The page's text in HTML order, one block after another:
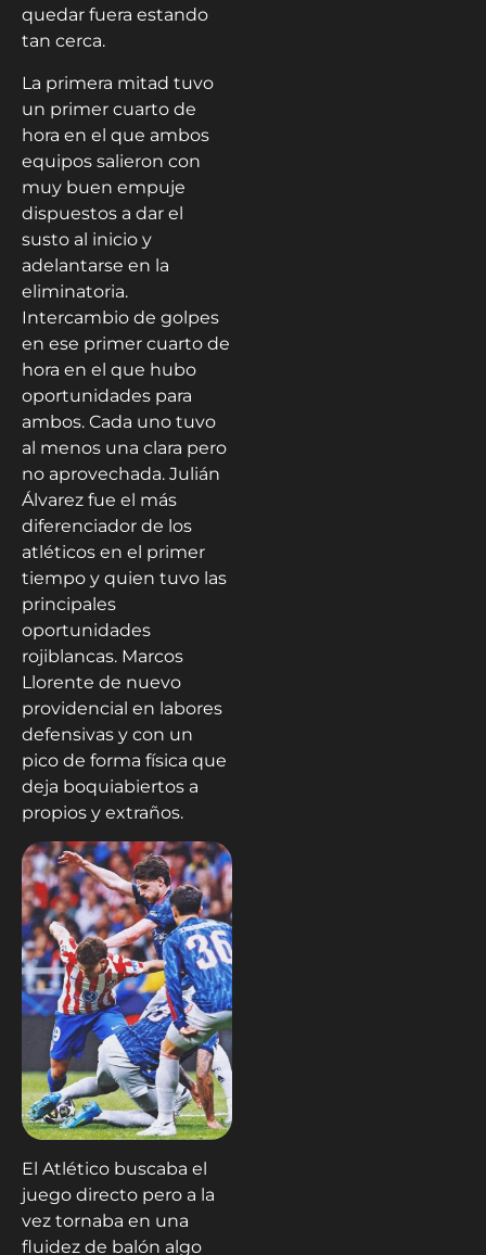
quedar fuera estando
tan cerca.
La primera mitad tuvo
un primer cuarto de
hora en el que ambos
equipos salieron con
muy buen empuje
dispuestos a dar el
susto al inicio y
adelantarse en la
eliminatoria.
Intercambio de golpes
en ese primer cuarto de
hora en el que hubo
oportunidades para
ambos. Cada uno tuvo
al menos una clara pero
no aprovechada. Julián
Álvarez fue el más
diferenciador de los
atléticos en el primer
tiempo y quien tuvo las
principales
oportunidades
rojiblancas. Marcos
Llorente de nuevo
providencial en labores
defensivas y con un
pico de forma física que
deja boquiabiertos a
propios y extraños.
El Atlético buscaba el
juego directo pero a la
vez tornaba en una
fluidez de balón algo